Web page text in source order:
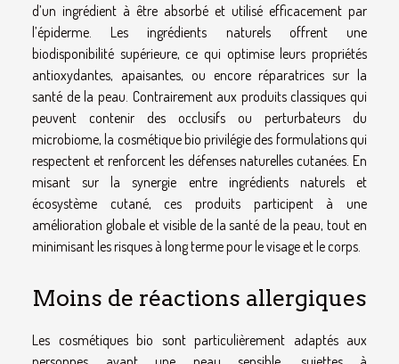
d’un ingrédient à être absorbé et utilisé efficacement par
l’épiderme. Les ingrédients naturels offrent une
biodisponibilité supérieure, ce qui optimise leurs propriétés
antioxydantes, apaisantes, ou encore réparatrices sur la
santé de la peau. Contrairement aux produits classiques qui
peuvent contenir des occlusifs ou perturbateurs du
microbiome, la cosmétique bio privilégie des formulations qui
respectent et renforcent les défenses naturelles cutanées. En
misant sur la synergie entre ingrédients naturels et
écosystème cutané, ces produits participent à une
amélioration globale et visible de la santé de la peau, tout en
minimisant les risques à long terme pour le visage et le corps.
Moins de réactions allergiques
Les cosmétiques bio sont particulièrement adaptés aux